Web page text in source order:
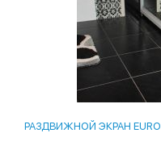
РАЗДВИЖНОЙ ЭКРАН